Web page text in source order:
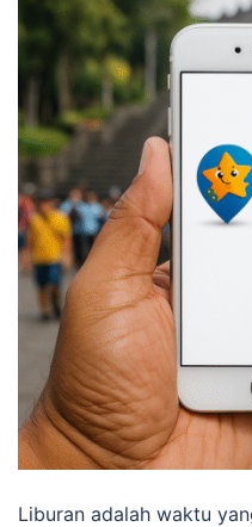
Liburan adalah waktu